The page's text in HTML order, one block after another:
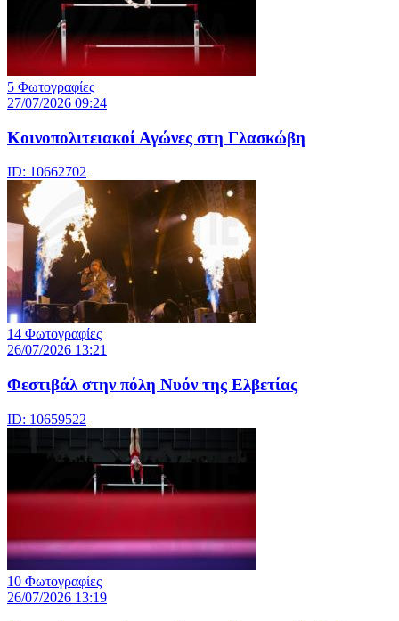
5 Φωτογραφίες
27/07/2026 09:24
Κοινοπολιτειακοί Αγώνες στη Γλασκώβη
ID: 10662702
14 Φωτογραφίες
26/07/2026 13:21
Φεστιβάλ στην πόλη Νυόν της Ελβετίας
ID: 10659522
10 Φωτογραφίες
26/07/2026 13:19